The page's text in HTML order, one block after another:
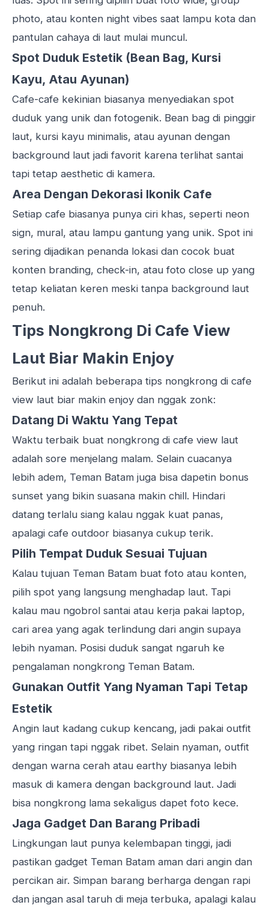
photo, atau konten night vibes saat lampu kota dan
pantulan cahaya di laut mulai muncul.
Spot Duduk Estetik (Bean Bag, Kursi
Kayu, Atau Ayunan)
Cafe-cafe kekinian biasanya menyediakan spot
duduk yang unik dan fotogenik. Bean bag di pinggir
laut, kursi kayu minimalis, atau ayunan dengan
background laut jadi favorit karena terlihat santai
tapi tetap aesthetic di kamera.
Area Dengan Dekorasi Ikonik Cafe
Setiap cafe biasanya punya ciri khas, seperti neon
sign, mural, atau lampu gantung yang unik. Spot ini
sering dijadikan penanda lokasi dan cocok buat
konten branding, check-in, atau foto close up yang
tetap keliatan keren meski tanpa background laut
penuh.
Tips Nongkrong Di Cafe View
Laut Biar Makin Enjoy
Berikut ini adalah beberapa tips nongkrong di cafe
view laut biar makin enjoy dan nggak zonk:
Datang Di Waktu Yang Tepat
Waktu terbaik buat nongkrong di cafe view laut
adalah sore menjelang malam. Selain cuacanya
lebih adem, Teman Batam juga bisa dapetin bonus
sunset yang bikin suasana makin chill. Hindari
datang terlalu siang kalau nggak kuat panas,
apalagi cafe outdoor biasanya cukup terik.
Pilih Tempat Duduk Sesuai Tujuan
Kalau tujuan Teman Batam buat foto atau konten,
pilih spot yang langsung menghadap laut. Tapi
kalau mau ngobrol santai atau kerja pakai laptop,
cari area yang agak terlindung dari angin supaya
lebih nyaman. Posisi duduk sangat ngaruh ke
pengalaman nongkrong Teman Batam.
Gunakan Outfit Yang Nyaman Tapi Tetap
Estetik
Angin laut kadang cukup kencang, jadi pakai outfit
yang ringan tapi nggak ribet. Selain nyaman, outfit
dengan warna cerah atau earthy biasanya lebih
masuk di kamera dengan background laut. Jadi
bisa nongkrong lama sekaligus dapet foto kece.
Jaga Gadget Dan Barang Pribadi
Lingkungan laut punya kelembapan tinggi, jadi
pastikan gadget Teman Batam aman dari angin dan
percikan air. Simpan barang berharga dengan rapi
dan jangan asal taruh di meja terbuka, apalagi kalau